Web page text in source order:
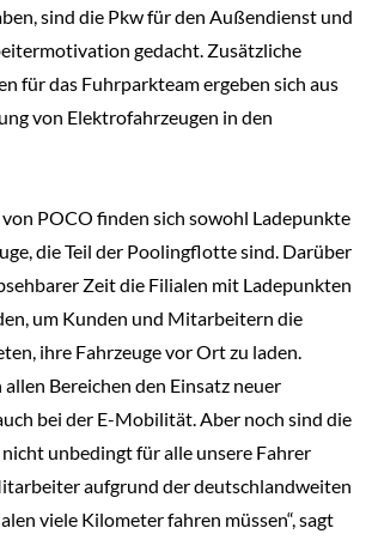
sind die Pkw für den Außendienst und
gedacht. Zusätzliche
für das Fuhrparkteam ergeben sich aus
von Elektrofahrzeugen in den
POCO finden sich sowohl Ladepunkte
die Teil der Poolingflotte sind. Darüber
Zeit die Filialen mit Ladepunkten
um Kunden und Mitarbeitern die
ihre Fahrzeuge vor Ort zu laden.
Bereichen den Einsatz neuer
bei der E-Mobilität. Aber noch sind die
unbedingt für alle unsere Fahrer
aufgrund der deutschlandweiten
viele Kilometer fahren müssen“, sagt